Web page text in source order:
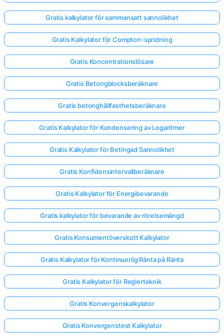
här!
Gratis kalkylator för sammansatt sannolikhet
Gratis Kalkylator för Compton-spridning
Gratis Koncentrationslösare
Gratis Betongblocksberäknare
Gratis betonghållfasthetsberäknare
Gratis Kalkylator för Kondensering av Logaritmer
Gratis Kalkylator för Betingad Sannolikhet
Gratis Konfidensintervallberäknare
Gratis Kalkylator för Energibevarande
Gratis kalkylator för bevarande av rörelsemängd
Gratis Konsumentöverskott Kalkylator
Gratis Kalkylator för Kontinuerlig Ränta på Ränta
Gratis Kalkylator för Reglerteknik
Gratis Konvergenskalkylator
Gratis Konvergenstest Kalkylator